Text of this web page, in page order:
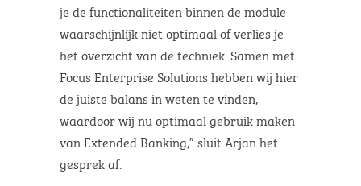
je de functionaliteiten binnen de module
waarschijnlijk niet optimaal of verlies je
het overzicht van de techniek. Samen met
Focus Enterprise Solutions hebben wij hier
de juiste balans in weten te vinden,
waardoor wij nu optimaal gebruik maken
van Extended Banking,” sluit Arjan het
gesprek af.